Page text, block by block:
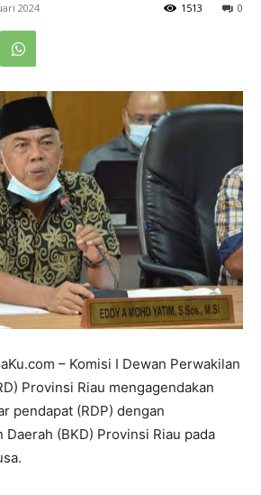
2024 0
1513
– Komisi I Dewan Perwakilan
Provinsi Riau mengagendakan
pendapat (RDP) dengan
Daerah (BKD) Provinsi Riau pada